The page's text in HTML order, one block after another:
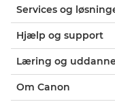
Services og
Hjælp og support
Læring og
Om Canon